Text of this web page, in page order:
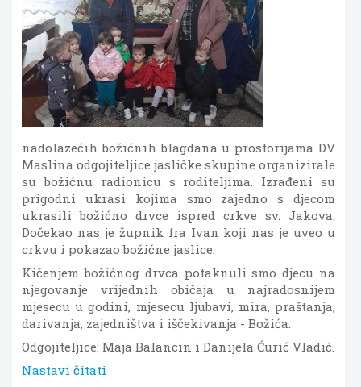
nadolazećih božićnih blagdana u prostorijama DV
Maslina odgojiteljice jasličke skupine organizirale
su božićnu radionicu s roditeljima. Izrađeni su
prigodni ukrasi kojima smo zajedno s djecom
ukrasili božićno drvce ispred crkve sv. Jakova.
Dočekao nas je župnik fra Ivan koji nas je uveo u
crkvu i pokazao božićne jaslice.
Kičenjem božićnog drvca potaknuli smo djecu na
njegovanje vrijednih običaja u najradosnijem
mjesecu u godini, mjesecu ljubavi, mira, praštanja,
darivanja, zajedništva i iščekivanja - Božića.
Odgojiteljice: Maja Balancin i Danijela Ćurić Vladić.
Nastavi čitati